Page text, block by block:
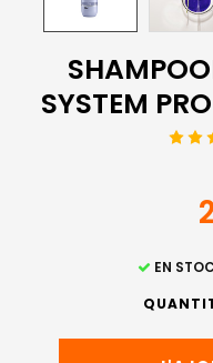
SYSTEM
EN